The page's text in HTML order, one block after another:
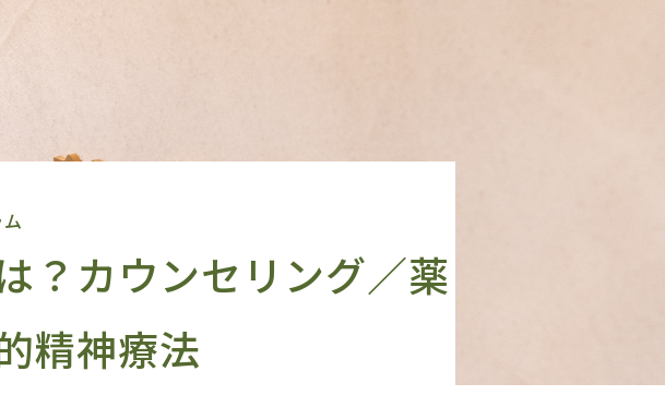
？カウンセリング／薬
精神療法